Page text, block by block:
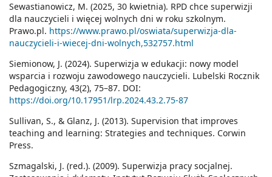
Sewastianowicz, M. (2025, 30 kwietnia). RPD chce superwizji
dla nauczycieli i więcej wolnych dni w roku szkolnym.
Prawo.pl. https://www.prawo.pl/oswiata/superwizja-dla-
nauczycieli-i-wiecej-dni-wolnych,532757.html
Siemionow, J. (2024). Superwizja w edukacji: nowy model
wsparcia i rozwoju zawodowego nauczycieli. Lubelski Rocznik
Pedagogiczny, 43(2), 75–87. DOI:
https://doi.org/10.17951/lrp.2024.43.2.75-87
Sullivan, S., & Glanz, J. (2013). Supervision that improves
teaching and learning: Strategies and techniques. Corwin
Press.
Szmagalski, J. (red.). (2009). Superwizja pracy socjalnej.